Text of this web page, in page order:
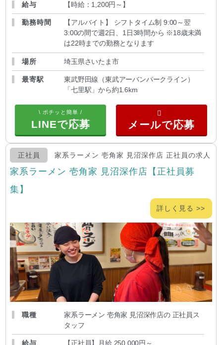
給与 【時給：1,200円～ 】
勤務時間
【アルバイト】 シフトタイム制 9:00～翌
3:00の間で週2日、1日3時間から ※18歳未満
は22時までの勤務となります
場所 埼玉県さいたま市
最寄駅
東武野田線（東武アーバンパークライン）
「七里駅」から約1.6km
\ ポチッと簡単 /
LINEで応募
正社員 家系ラーメン 壱角家 見沼深作店 正社員の求人
家系ラーメン 壱角家 見沼深作店【正社員募
集】
詳しく見る >>
職種
家系ラーメン 壱角家 見沼深作店の 正社員ス
タッフ
給与 【正社員】月給 250,000円～